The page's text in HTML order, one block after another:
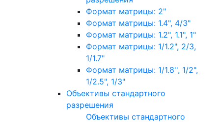
Формат матрицы: 2"
Формат матрицы: 1.4", 4/3"
Формат матрицы: 1.2", 1.1", 1"
Формат матрицы: 1/1.2", 2/3,
1/1.7"
Формат матрицы: 1/1.8'', 1/2",
1/2.5", 1/3"
Объективы стандартного
разрешения
Объективы стандартного